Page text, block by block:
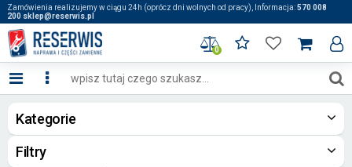
Zamówienia realizujemy w ciągu 24h (oprócz dni wolnych od pracy), Informacja:570 008
200 sklep@reserwis.pl
0
Kategorie
Filtry